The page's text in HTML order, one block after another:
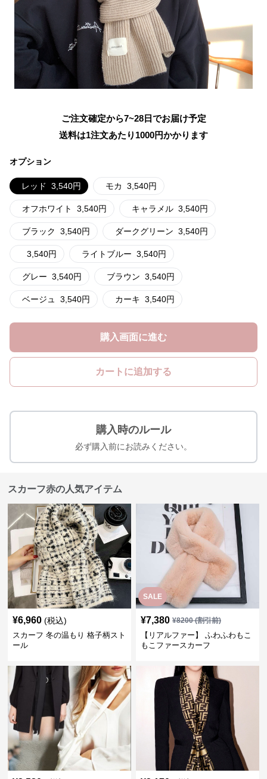
ご注文確定から7~28日でお届け予定
送料は1注文あたり 1000円かかります
オプション
レッド 3,540円 モカ 3,540円
オフホワイト 3,540円 キャラメル 3,540円
ブラック 3,540円 ダークグリーン 3,540円
3,540円 ライトブルー 3,540円
グレー 3,540円 ブラウン 3,540円
ベージュ 3,540円 カーキ 3,540円
購入画面に進む
カートに追加する
購入時のルール
必ず購入前にお読みください。
スカーフ赤の人気アイテム
¥6,960 (税込)
スカーフ 冬の温もり 格子柄スト
ール
SALE
¥7,380 ¥8200(割引前)
【リアルファー】 ふわふわもこ
もこファースカーフ